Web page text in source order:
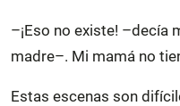
–¡Eso no existe! –decía
madre–. Mi mamá no
Estas escenas son